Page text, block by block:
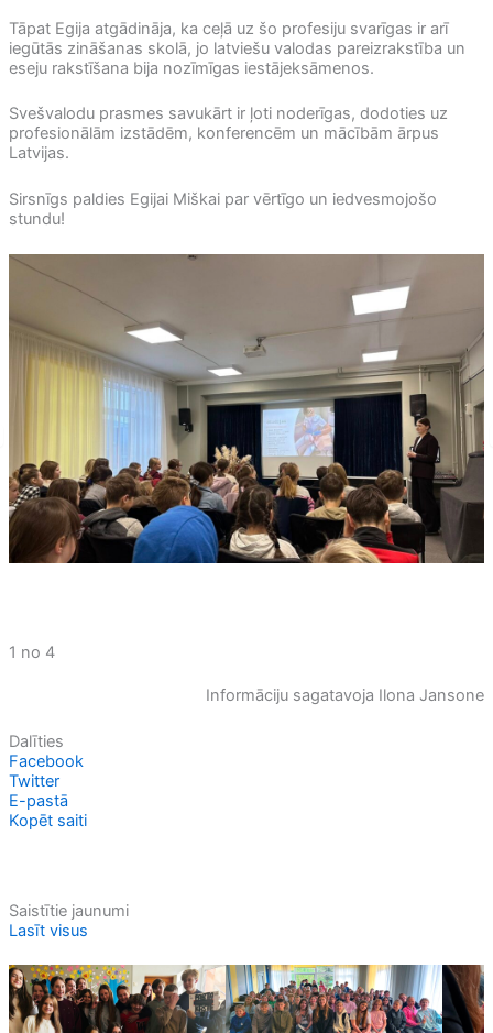
Tāpat Egija atgādināja, ka ceļā uz šo profesiju svarīgas ir arī
iegūtās zināšanas skolā, jo latviešu valodas pareizrakstība un
eseju rakstīšana bija nozīmīgas iestājeksāmenos.
Svešvalodu prasmes savukārt ir ļoti noderīgas, dodoties uz
profesionālām izstādēm, konferencēm un mācībām ārpus
Latvijas.
Sirsnīgs paldies Egijai Miškai par vērtīgo un iedvesmojošo
stundu!
1 no 4
Informāciju sagatavoja Ilona Jansone
Dalīties
Facebook
Twitter
E-pastā
Kopēt saiti
Saistītie jaunumi
Lasīt visus